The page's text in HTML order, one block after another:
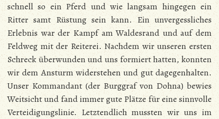
schnell so ein Pferd und wie langsam hingegen ein
Ritter samt Rüstung sein kann. Ein unvergessliches
Erlebnis war der Kampf am Waldesrand und auf dem
Feldweg mit der Reiterei. Nachdem wir unseren ersten
Schreck überwunden und uns formiert hatten, konnten
wir dem Ansturm widerstehen und gut dagegenhalten.
Unser Kommandant (der Burggraf von Dohna) bewies
Weitsicht und fand immer gute Plätze für eine sinnvolle
Verteidigungslinie. Letztendlich mussten wir uns im